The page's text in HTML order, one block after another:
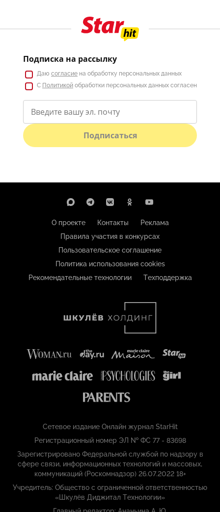
Подписка на рассылку
Даю согласие на обработку персональных данных
С Политикой обработки персональных данных согласен
Подписаться
О проекте Контакты
Реклама
Правила участия в конкурсах
Пользовательское соглашение
Политика использования cookies
Рекомендательные технологии
Техподдержка
Сетевое издание Онлайн журнал StarHit
Регистрационный номер ЭЛ № ФС 77 - 83698
Зарегистрировано Федеральной службой по надзору в
сфере связи, информационных технологий и массовых,
коммуникаций (Роскомнадзор) 26.07.2022 18+
Учредитель: Общество с ограниченной ответственностью
«Шкулёв Диджитал Технологии»